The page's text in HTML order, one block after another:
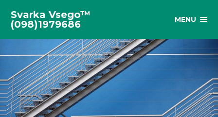
Svarka Vsego™
(098)1979686
MENU